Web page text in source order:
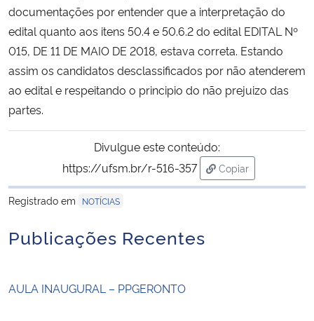
Ministério do Turismo
Ministério do Desenvolvimento Regional
Controladoria-Geral da União
Secretaria-Geral
Secretaria de Governo
Gabinete de Segurança Institucional
documentações por entender que a interpretação do
edital quanto aos itens 50.4 e 50.6.2 do edital EDITAL Nº
015, DE 11 DE MAIO DE 2018, estava correta. Estando
assim os candidatos desclassificados por não atenderem
ao edital e respeitando o principio do não prejuizo das
partes.
Divulgue este conteúdo:
https://ufsm.br/r-516-357
Copiar
para área de
Registrado em
NOTÍCIAS
Publicações Recentes
AULA INAUGURAL – PPGERONTO